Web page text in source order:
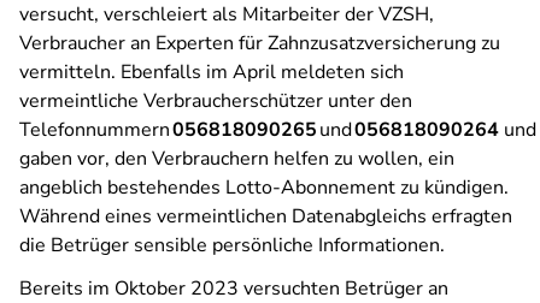
versucht, verschleiert als Mitarbeiter der VZSH,
Verbraucher an Experten für Zahnzusatzversicherung zu
vermitteln. Ebenfalls im April meldeten sich
vermeintliche Verbraucherschützer unter den
Telefonnummern056818090265und056818090264 und
gaben vor, den Verbrauchern helfen zu wollen, ein
angeblich bestehendes Lotto-Abonnement zu kündigen.
Während eines vermeintlichen Datenabgleichs erfragten
die Betrüger sensible persönliche Informationen.
Bereits im Oktober 2023 versuchten Betrüger an